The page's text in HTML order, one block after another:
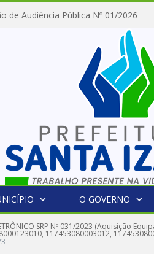
de Audiência Pública Nº 01/2026
O GOVERNO
SRP Nº 031/2023 (Aquisição
117453080003012,